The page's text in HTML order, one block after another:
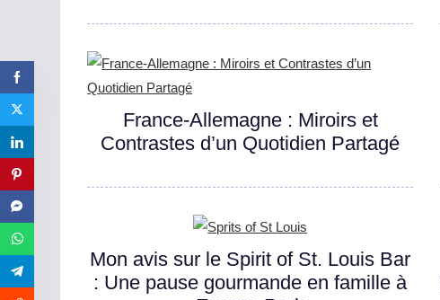
France-Allemagne : Miroirs et
Contrastes d’un Quotidien Partagé
Mon avis sur le Spirit of St. Louis Bar
: Une pause gourmande en famille à